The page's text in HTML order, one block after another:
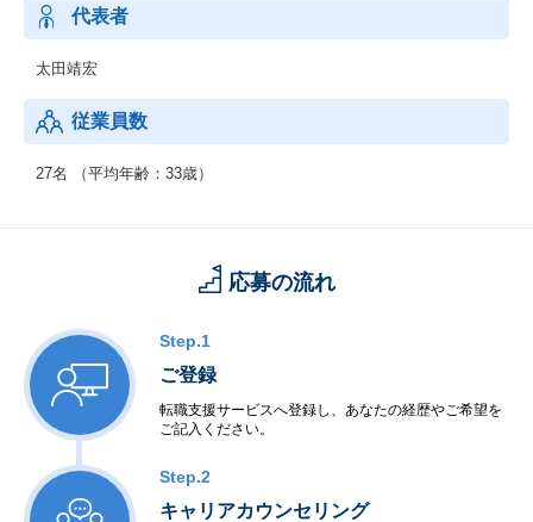
”良い人材”が集まるよう、採用力の向上を支援しています。
代表者
太田靖宏
従業員数
27名 （平均年齢：33歳）
応募の流れ
Step.1
ご登録
転職支援サービスへ登録し、あなたの経歴やご希望を
ご記入ください。
Step.2
キャリアカウンセリング